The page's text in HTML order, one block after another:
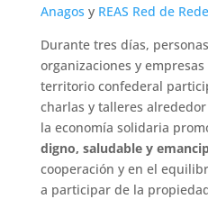
Anagos y REAS Red de
Durante tres días,
organizaciones y empresas
territorio confederal
charlas y talleres
la economía solidaria
digno, saludable y
cooperación y en el
a participar de la